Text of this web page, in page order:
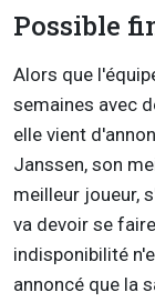
Possible
Alors que
semaines avec
elle vient
Janssen, son
meilleur joueur,
va devoir se
indisponibilité
annoncé que la